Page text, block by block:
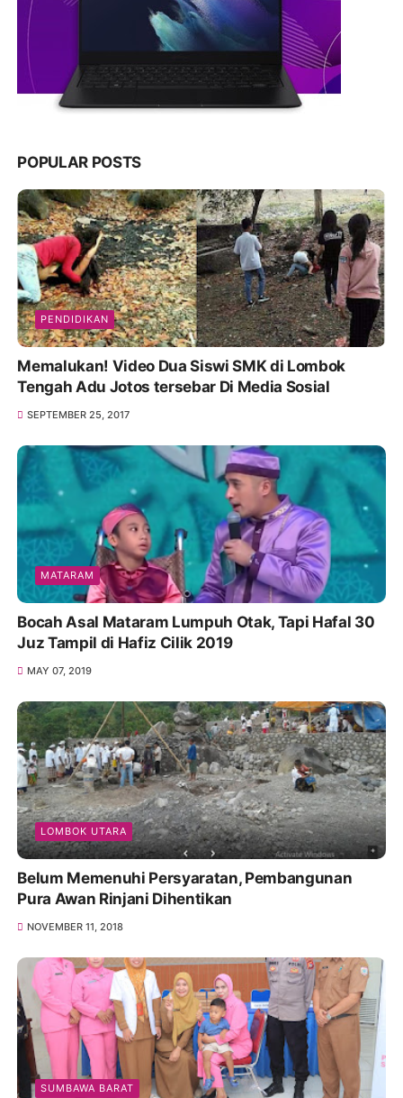
POPULAR POSTS
PENDIDIKAN
Memalukan! Video Dua Siswi SMK di Lombok
Tengah Adu Jotos tersebar Di Media Sosial
SEPTEMBER 25, 2017
MATARAM
Bocah Asal Mataram Lumpuh Otak, Tapi Hafal 30
Juz Tampil di Hafiz Cilik 2019
MAY 07, 2019
LOMBOK UTARA
Belum Memenuhi Persyaratan, Pembangunan
Pura Awan Rinjani Dihentikan
NOVEMBER 11, 2018
SUMBAWA BARAT